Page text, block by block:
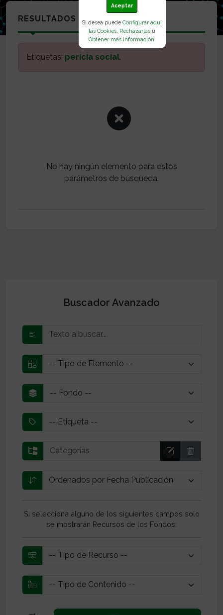
Aceptar
Si desea puedeConfigurar aquí
las Cookies Rechazarlas u
Obtener más información
RESULTADOS
Etiquetas: pericia social.
No hay ningún elemento para estos
parámetros de búsqueda.
Buscador Avanzado
Si selecciona alguno de los siguientes campos solo
se mostrarán Recursos de los Fondos: